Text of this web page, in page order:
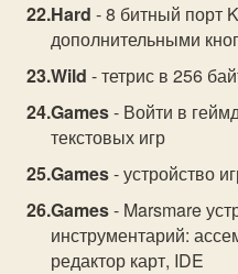
Hard - 8 битный порт
дополнительными
Wild - тетрис в 256
Games- Войти в
текстовых игр
Games- устройство
Games- Marsmare
инструментарий:
редактор карт, IDE